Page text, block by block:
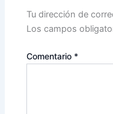
Tu dirección de
Los campos
Comentario *